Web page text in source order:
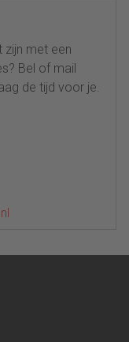
zijn met een
Bel of mail
de tijd voor je.